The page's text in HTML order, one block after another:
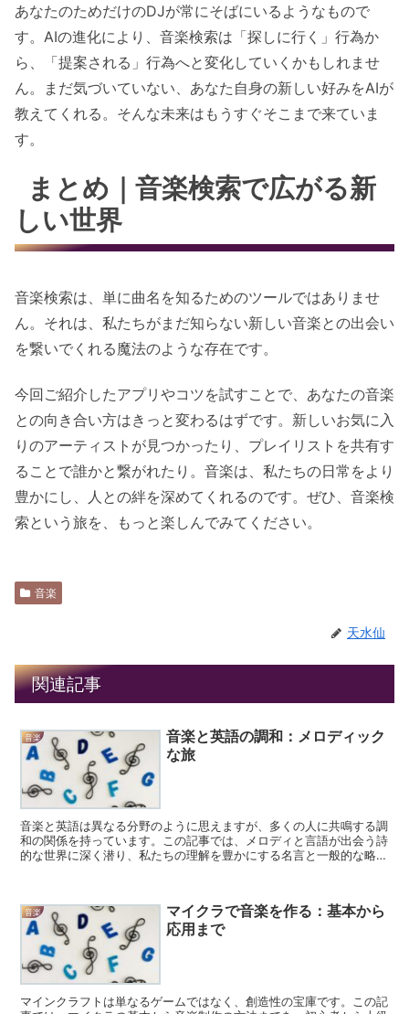
あなたのためだけのDJが常にそばにいるようなもので
す。AIの進化により、音楽検索は「探しに行く」行為か
ら、「提案される」行為へと変化していくかもしれませ
ん。まだ気づいていない、あなた自身の新しい好みをAIが
教えてくれる。そんな未来はもうすぐそこまで来ていま
す。
まとめ｜音楽検索で広がる新
しい世界
音楽検索は、単に曲名を知るためのツールではありませ
ん。それは、私たちがまだ知らない新しい音楽との出会い
を繋いでくれる魔法のような存在です。
今回ご紹介したアプリやコツを試すことで、あなたの音楽
との向き合い方はきっと変わるはずです。新しいお気に入
りのアーティストが見つかったり、プレイリストを共有す
ることで誰かと繋がれたり。音楽は、私たちの日常をより
豊かにし、人との絆を深めてくれるのです。ぜひ、音楽検
索という旅を、もっと楽しんでみてください。
音楽
天水仙
関連記事
音楽
音楽と英語の調和：メロディック
な旅
音楽と英語は異なる分野のように思えますが、多くの人に共鳴する調
和の関係を持っています。この記事では、メロディと言語が出会う詩
的な世界に深く潜り、私たちの理解を豊かにする名言と一般的な略語
音楽
マイクラで音楽を作る：基本から
応用まで
マインクラフトは単なるゲームではなく、創造性の宝庫です。この記